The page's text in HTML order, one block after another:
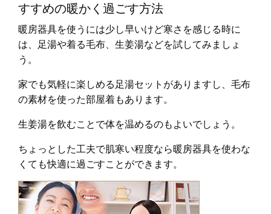
すすめの暖かく過ごす方法
暖房器具を使うには少し早いけど寒さを感じる時に
は、足湯や着る毛布、生姜湯などを試してみましょ
う。
家でも気軽に楽しめる足湯セットがありますし、毛布
の素材を使った部屋着もあります。
生姜湯を飲むことで体を温めるのもよいでしょう。
ちょっとした工夫で肌寒い程度なら暖房器具を使わな
くても快適に過ごすことができます。